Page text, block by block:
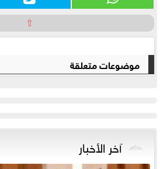
⇧
موضوعات متعلقة
آخر الأخبار